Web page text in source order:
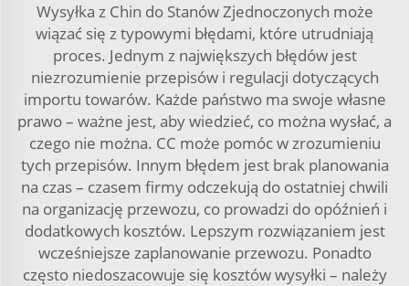
Wysyłka z Chin do Stanów Zjednoczonych może
wiązać się z typowymi błędami, które utrudniają
proces. Jednym z największych błędów jest
niezrozumienie przepisów i regulacji dotyczących
importu towarów. Każde państwo ma swoje własne
prawo – ważne jest, aby wiedzieć, co można wysłać, a
czego nie można. CC może pomóc w zrozumieniu
tych przepisów. Innym błędem jest brak planowania
na czas – czasem firmy odczekują do ostatniej chwili
na organizację przewozu, co prowadzi do opóźnień i
dodatkowych kosztów. Lepszym rozwiązaniem jest
wcześniejsze zaplanowanie przewozu. Ponadto
często niedoszacowuje się kosztów wysyłki – należy